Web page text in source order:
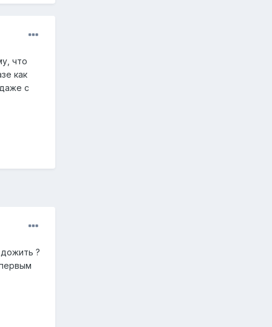
что
как
с
?